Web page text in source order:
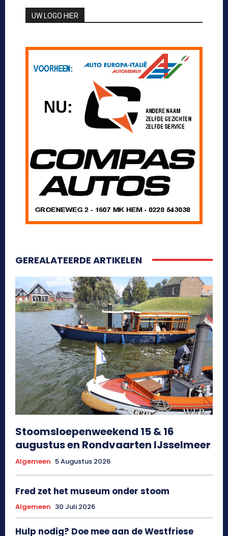
UW LOGO HIER
GEREALATEERDE ARTIKELEN
Stoomsloepenweekend 15 & 16
augustus en Rondvaarten IJsselmeer
Algemeen 5 Augustus 2026
Fred zet het museum onder stoom
Algemeen 30 Juli 2026
Hulp nodig? Doe mee aan de Westfriese